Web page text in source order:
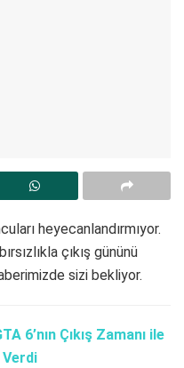
heyecanlandırmıyor.
çıkış gününü
sizi bekliyor.
6’nın Çıkış Zamanı ile
Verdi